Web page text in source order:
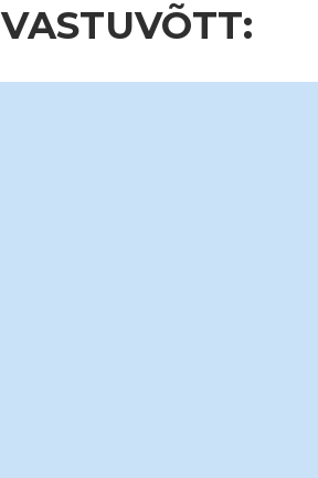
VASTUVÕTT: